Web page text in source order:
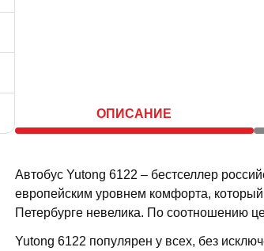
ОПИСАНИЕ
Автобус Yutong 6122 – бестселлер
европейским уровнем комфорта,
Петербурге невелика. По соотношению
Yutong 6122 популярен у всех, без